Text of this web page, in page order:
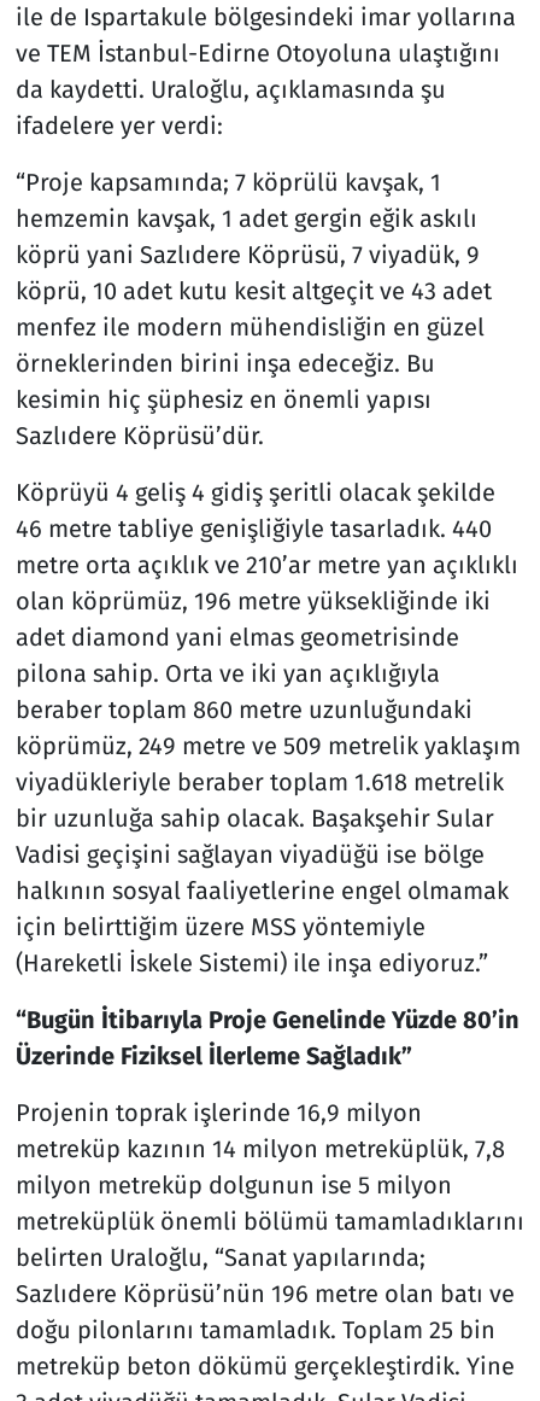
ile de Ispartakule bölgesindeki imar yollarına
ve TEM İstanbul-Edirne Otoyoluna ulaştığını
da kaydetti. Uraloğlu, açıklamasında şu
ifadelere yer verdi:
“Proje kapsamında; 7 köprülü kavşak, 1
hemzemin kavşak, 1 adet gergin eğik askılı
köprü yani Sazlıdere Köprüsü, 7 viyadük, 9
köprü, 10 adet kutu kesit altgeçit ve 43 adet
menfez ile modern mühendisliğin en güzel
örneklerinden birini inşa edeceğiz. Bu
kesimin hiç şüphesiz en önemli yapısı
Sazlıdere Köprüsü’dür.
Köprüyü 4 geliş 4 gidiş şeritli olacak şekilde
46 metre tabliye genişliğiyle tasarladık. 440
metre orta açıklık ve 210’ar metre yan açıklıklı
olan köprümüz, 196 metre yüksekliğinde iki
adet diamond yani elmas geometrisinde
pilona sahip. Orta ve iki yan açıklığıyla
beraber toplam 860 metre uzunluğundaki
köprümüz, 249 metre ve 509 metrelik yaklaşım
viyadükleriyle beraber toplam 1.618 metrelik
bir uzunluğa sahip olacak. Başakşehir Sular
Vadisi geçişini sağlayan viyadüğü ise bölge
halkının sosyal faaliyetlerine engel olmamak
için belirttiğim üzere MSS yöntemiyle
(Hareketli İskele Sistemi) ile inşa ediyoruz.”
“Bugün İtibarıyla Proje Genelinde Yüzde 80’in
Üzerinde Fiziksel İlerleme Sağladık”
Projenin toprak işlerinde 16,9 milyon
metreküp kazının 14 milyon metreküplük, 7,8
milyon metreküp dolgunun ise 5 milyon
metreküplük önemli bölümü tamamladıklarını
belirten Uraloğlu, “Sanat yapılarında;
Sazlıdere Köprüsü’nün 196 metre olan batı ve
doğu pilonlarını tamamladık. Toplam 25 bin
metreküp beton dökümü gerçekleştirdik. Yine